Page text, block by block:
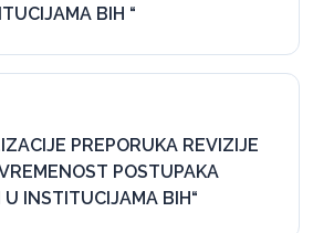
BIH “
PREPORUKA REVIZIJE
POSTUPAKA
INSTITUCIJAMA BIH“